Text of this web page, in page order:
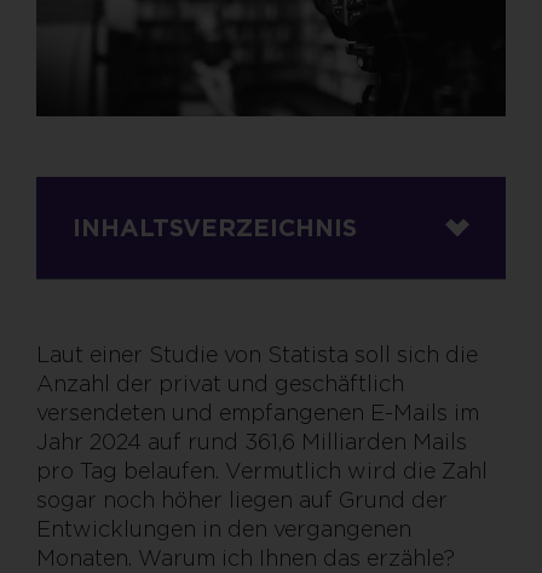
INHALTSVERZEICHNIS
Laut einer Studie von Statista soll sich die
Anzahl der privat und geschäftlich
versendeten und empfangenen E-Mails im
Jahr 2024 auf rund 361,6 Milliarden Mails
pro Tag belaufen. Vermutlich wird die Zahl
sogar noch höher liegen auf Grund der
Entwicklungen in den vergangenen
Monaten. Warum ich Ihnen das erzähle?